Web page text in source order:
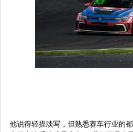
他说得轻描淡写，但熟悉赛车行业的